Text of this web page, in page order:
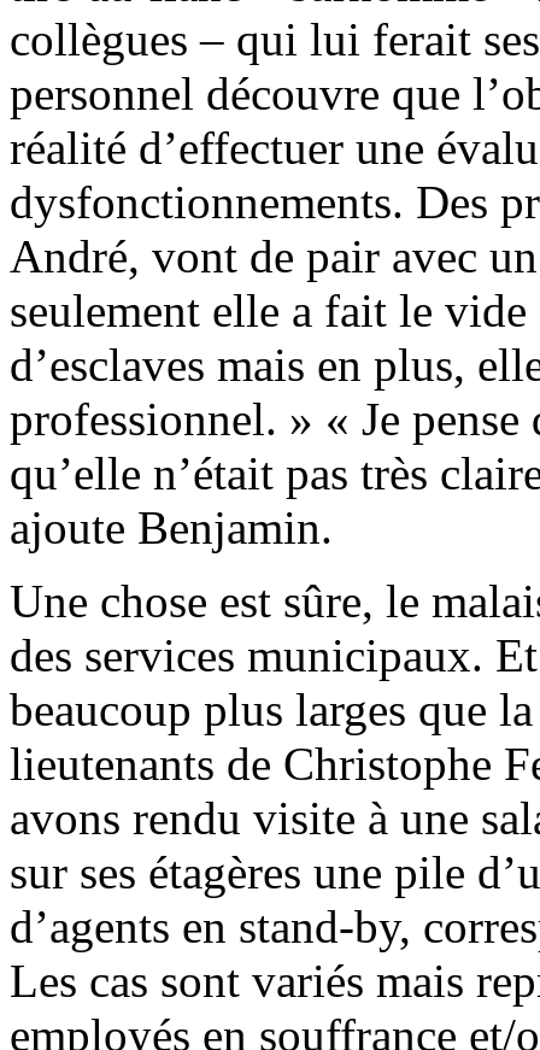
collègues – qui lui ferait
personnel découvre que
réalité d’effectuer une
dysfonctionnements. Des
André, vont de pair avec
seulement elle a fait le vide
d’esclaves mais en plus,
professionnel. » « Je
qu’elle n’était pas très
ajoute Benjamin.
Une chose est sûre, le
des services municipaux.
beaucoup plus larges que
lieutenants de Christophe
avons rendu visite à une
sur ses étagères une pile
d’agents en stand-by,
Les cas sont variés mais
employés en souffrance